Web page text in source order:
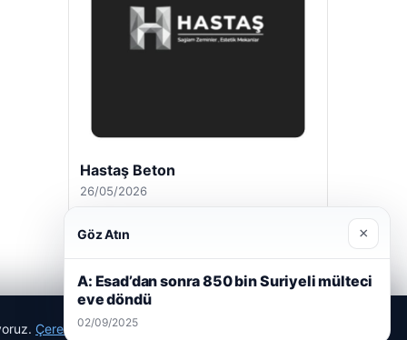
Hastaş Beton
26/05/2026
Çerez Politikamız
Göz Atın ×
A: Esad’dan sonra 850 bin Suriyeli mülteci
eve döndü
02/09/2025